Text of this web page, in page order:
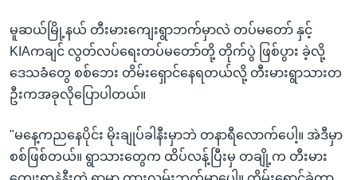
မူဆယ်မြို့နယ် တီးမားကျေးရွာဘက်မှာလဲ တပ်မတော် နှင့်
KIAကချင် လွတ်လပ်ရေးတပ်မတော်တို့ တိုက်ပွဲ ဖြစ်ပွား ခဲ့လို့
ဒေသခံတွေ စစ်ဘေး တိမ်းရှောင်နေရတယ်လို့ တီးမားရွာသားတ
ဦးကအခုလိုပြောပါတယ်။
"မနေ့ကညနေပိုင်း မိုးချုပ်ခါနီးမှာဘဲ တနာရီလောက်ပေါ့။ အဲဒီမှာ
စစ်ဖြစ်တယ်။ ရွာသားတွေက ထိပ်လန့်ပြီးမှ တချို့က တီးမား